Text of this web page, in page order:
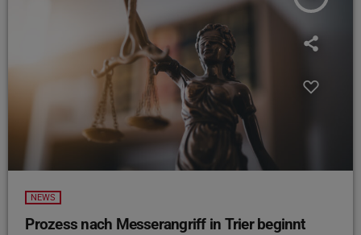
NEWS
Prozess nach Messerangriff in Trier beginnt